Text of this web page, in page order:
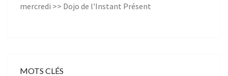
mercredi >> Dojo de l'Instant Présent
MOTS CLÉS